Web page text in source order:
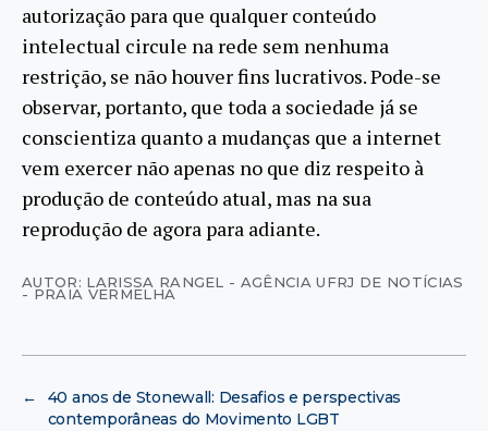
autorização para que qualquer conteúdo
intelectual circule na rede sem nenhuma
restrição, se não houver fins lucrativos. Pode-se
observar, portanto, que toda a sociedade já se
conscientiza quanto a mudanças que a internet
vem exercer não apenas no que diz respeito à
produção de conteúdo atual, mas na sua
reprodução de agora para adiante.
AUTOR: LARISSA RANGEL - AGÊNCIA UFRJ DE NOTÍCIAS
- PRAIA VERMELHA
←
40 anos de Stonewall: Desafios e perspectivas
contemporâneas do Movimento LGBT